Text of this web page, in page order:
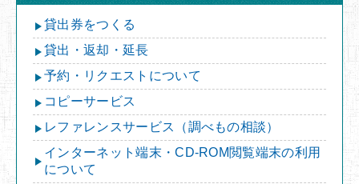
貸出券をつくる
貸出・返却・延長
予約・リクエストについて
コピーサービス
レファレンスサービス（調べもの相談）
インターネット端末・CD-ROM閲覧端末の利用
について